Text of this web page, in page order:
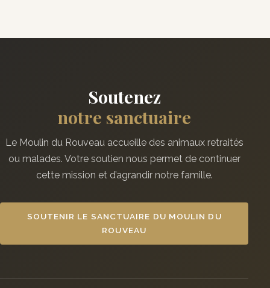
Soutenez
notre sanctuaire
Le Moulin du Rouveau accueille des animaux retraités
ou malades. Votre soutien nous permet de continuer
cette mission et d’agrandir notre famille.
SOUTENIR LE SANCTUAIRE DU MOULIN DU
ROUVEAU